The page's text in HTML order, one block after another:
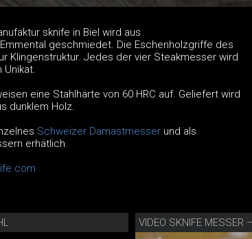
sknife in Biel wird aus
geschmiedet. Die Eschenholzgriffe des
Klingenstruktur. Jedes der vier Steakmesser wird
Unikat.
eine Stahlhärte von 60 HRC auf. Geliefert wird
dunklem Holz.
Schweizer Damastmesserund als
erhätlich.
VIDEO SKNIFE MESSER